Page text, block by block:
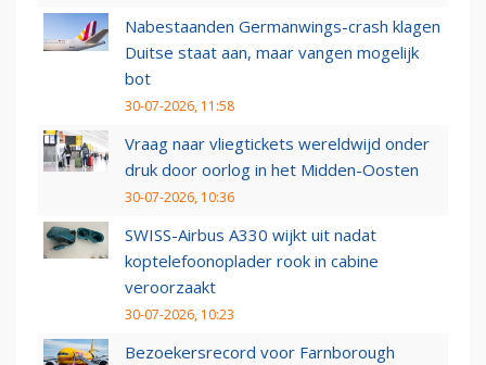
Nabestaanden Germanwings-crash klagen
Duitse staat aan, maar vangen mogelijk
bot
30-07-2026, 11:58
Vraag naar vliegtickets wereldwijd onder
druk door oorlog in het Midden-Oosten
30-07-2026, 10:36
SWISS-Airbus A330 wijkt uit nadat
koptelefoonoplader rook in cabine
veroorzaakt
30-07-2026, 10:23
Bezoekersrecord voor Farnborough